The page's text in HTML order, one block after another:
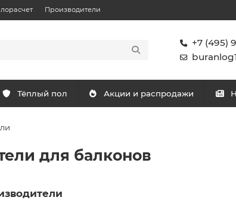
Производители
+7 (495)
Тёплый пол Акции и распродажи
для балконов